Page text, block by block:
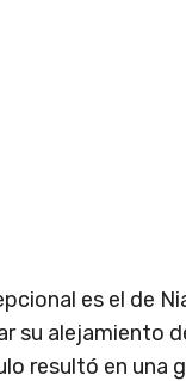
es el de
su alejamiento
resultó en una